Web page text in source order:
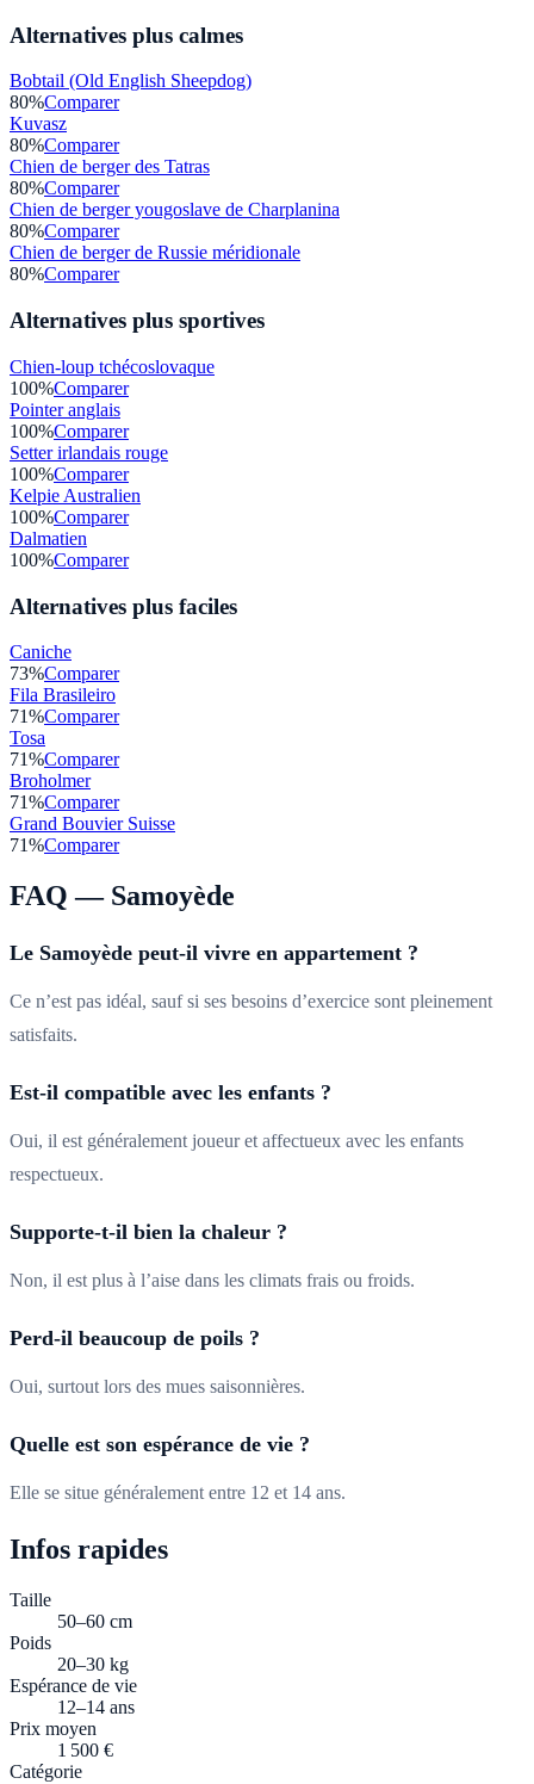
Alternatives plus calmes
Bobtail (Old English Sheepdog)
80%Comparer
Kuvasz
80%Comparer
Chien de berger des Tatras
80%Comparer
Chien de berger yougoslave de Charplanina
80%Comparer
Chien de berger de Russie méridionale
80%Comparer
Alternatives plus sportives
Chien-loup tchécoslovaque
100%Comparer
Pointer anglais
100%Comparer
Setter irlandais rouge
100%Comparer
Kelpie Australien
100%Comparer
Dalmatien
100%Comparer
Alternatives plus faciles
Caniche
73%Comparer
Fila Brasileiro
71%Comparer
Tosa
71%Comparer
Broholmer
71%Comparer
Grand Bouvier Suisse
71%Comparer
FAQ — Samoyède
Le Samoyède peut-il vivre en appartement ?
Ce n’est pas idéal, sauf si ses besoins d’exercice sont pleinement
satisfaits.
Est-il compatible avec les enfants ?
Oui, il est généralement joueur et affectueux avec les enfants
respectueux.
Supporte-t-il bien la chaleur ?
Non, il est plus à l’aise dans les climats frais ou froids.
Perd-il beaucoup de poils ?
Oui, surtout lors des mues saisonnières.
Quelle est son espérance de vie ?
Elle se situe généralement entre 12 et 14 ans.
Infos rapides
Taille
50–60 cm
Poids
20–30 kg
Espérance de vie
12–14 ans
Prix moyen
1 500 €
Catégorie